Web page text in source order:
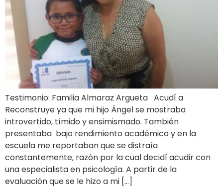
Testimonio: Familia Almaraz Argueta Acudí a
Reconstruye ya que mi hijo Ángel se mostraba
introvertido, tímido y ensimismado. También
presentaba bajo rendimiento académico y en la
escuela me reportaban que se distraía
constantemente, razón por la cual decidí acudir con
una especialista en psicología. A partir de la
evaluación que se le hizo a mi […]